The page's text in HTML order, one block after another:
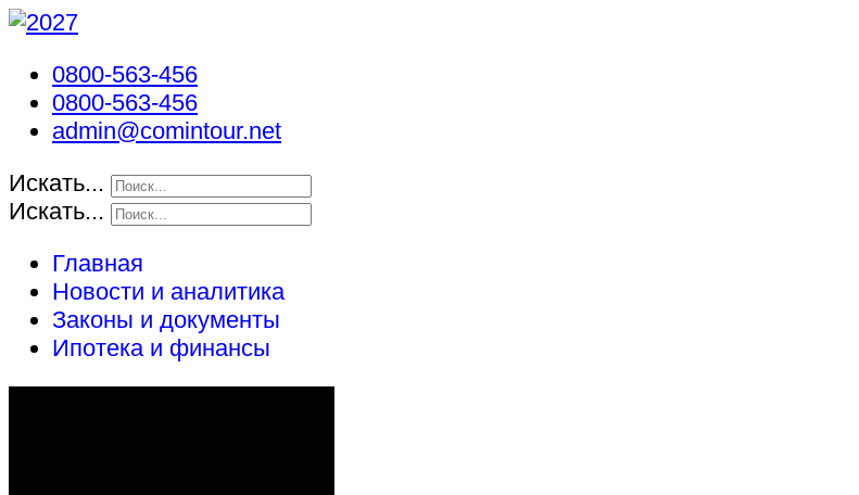
0800-563-456
0800-563-456
admin@comintour.net
Искать...
Искать...
Главная
Новости и аналитика
Законы и документы
Ипотека и финансы